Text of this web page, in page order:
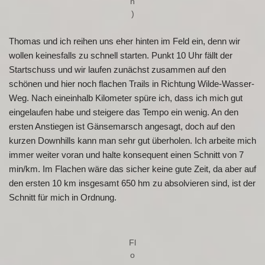
)
Thomas und ich reihen uns eher hinten im Feld ein, denn wir
wollen keinesfalls zu schnell starten. Punkt 10 Uhr fällt der
Startschuss und wir laufen zunächst zusammen auf den
schönen und hier noch flachen Trails in Richtung Wilde-Wasser-
Weg. Nach eineinhalb Kilometer spüre ich, dass ich mich gut
eingelaufen habe und steigere das Tempo ein wenig. An den
ersten Anstiegen ist Gänsemarsch angesagt, doch auf den
kurzen Downhills kann man sehr gut überholen. Ich arbeite mich
immer weiter voran und halte konsequent einen Schnitt von 7
min/km. Im Flachen wäre das sicher keine gute Zeit, da aber auf
den ersten 10 km insgesamt 650 hm zu absolvieren sind, ist der
Schnitt für mich in Ordnung.
Fl
o